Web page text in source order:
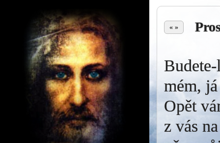
« »
mém,
Opět
z vás